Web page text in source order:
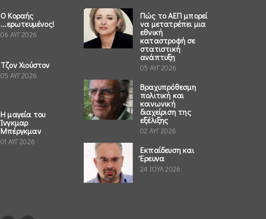
Ο Κοραής
...ερωτευμένος!
06 ΑΥΓ 2026
Τζον Χιούστον
05 ΑΥΓ 2026
Η μαγεία του
Ίνγκμαρ
Μπέργκμαν
01 ΑΥΓ 2026
Πώς το ΑΕΠ μπορεί
να μετατρέπει μια
εθνική
καταστροφή σε
στατιστική
ανάπτυξη
05 ΑΥΓ 2026
Βραχυπρόθεσμη
πολιτική και
κοινωνική
διαχείριση της
εξέλιξης
02 ΑΥΓ 2026
Εκπαίδευση και
Έρευνα
24 ΙΟΥΛ 2026